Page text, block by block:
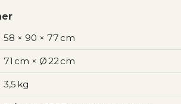
58 × 90 × 77 cm
71 cm × Ø 22 cm
3,5 kg